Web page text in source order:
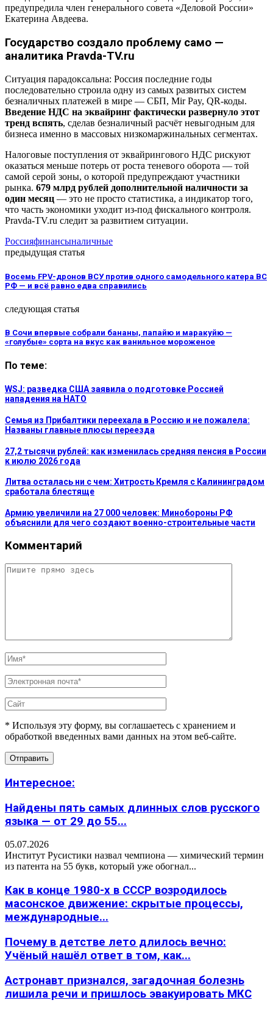
предупредила член генерального совета «Деловой России»
Екатерина Авдеева.
Государство создало проблему само —
аналитика Pravda-TV.ru
Ситуация парадоксальна: Россия последние годы
последовательно строила одну из самых развитых систем
безналичных платежей в мире — СБП, Mir Pay, QR-коды.
Введение НДС на эквайринг фактически развернуло этот
тренд вспять, сделав безналичный расчёт невыгодным для
бизнеса именно в массовых низкомаржинальных сегментах.
Налоговые поступления от эквайрингового НДС рискуют
оказаться меньше потерь от роста теневого оборота — той
самой серой зоны, о которой предупреждают участники
рынка. 679 млрд рублей дополнительной наличности за
один месяц — это не просто статистика, а индикатор того,
что часть экономики уходит из-под фискального контроля.
Pravda-TV.ru следит за развитием ситуации.
Россияфинансыналичные
предыдущая статья
Восемь FPV-дронов ВСУ против одного самодельного катера ВС
РФ — и всё равно едва справились
следующая статья
В Сочи впервые собрали бананы, папайю и маракуйю —
«голубые» сорта на вкус как ванильное мороженое
По теме:
WSJ: разведка США заявила о подготовке Россией
нападения на НАТО
Семья из Прибалтики переехала в Россию и не пожалела:
Названы главные плюсы переезда
27,2 тысячи рублей: как изменилась средняя пенсия в России
к июлю 2026 года
Литва осталась ни с чем: Хитрость Кремля с Калининградом
сработала блестяще
Армию увеличили на 27 000 человек: Минобороны РФ
объяснили для чего создают военно-строительные части
Комментарий
* Используя эту форму, вы соглашаетесь с хранением и
обработкой введенных вами данных на этом веб-сайте.
Интересное:
Найдены пять самых длинных слов русского
языка — от 29 до 55...
05.07.2026
Институт Русистики назвал чемпиона — химический термин
из патента на 55 букв, который уже обогнал...
Как в конце 1980-х в СССР возродилось
масонское движение: скрытые процессы,
международные...
Почему в детстве лето длилось вечно:
Учёный нашёл ответ в том, как...
Астронавт признался, загадочная болезнь
лишила речи и пришлось эвакуировать МКС